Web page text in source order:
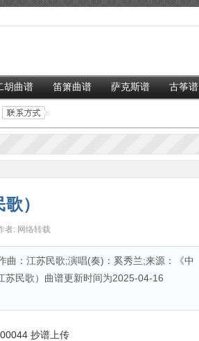
胡曲谱 笛箫曲谱 萨克斯谱 古筝谱
）
者: 网络转载
曲：江苏民歌;演唱(奏)：奚秀兰;来源：《中
苏民歌）曲谱更新时间为2025-04-16
抄谱上传